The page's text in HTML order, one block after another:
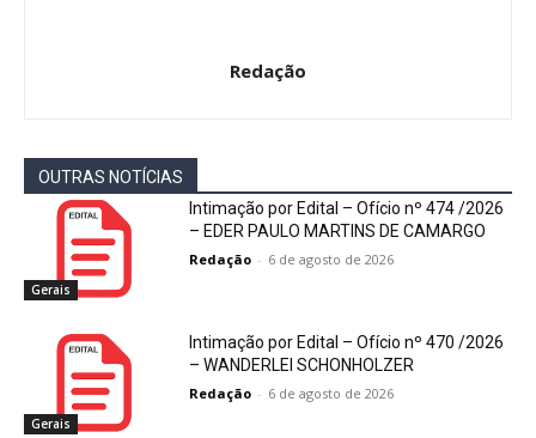
Redação
OUTRAS NOTÍCIAS
Gerais
Intimação por Edital – Ofício nº 474 /2026
– EDER PAULO MARTINS DE CAMARGO
Redação - 6 de agosto de 2026
Gerais
Intimação por Edital – Ofício nº 470 /2026
– WANDERLEI SCHONHOLZER
Redação - 6 de agosto de 2026